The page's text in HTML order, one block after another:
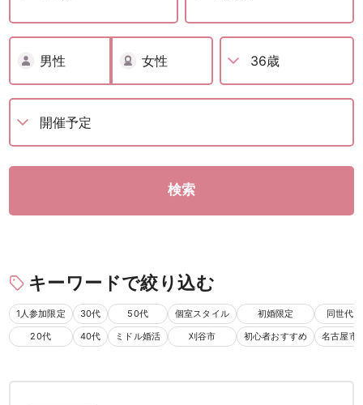
男性 女性
検索
キーワードで絞り込む
1人参加限定
20代
30代
40代
50代
ミドル婚活
個室スタイル
刈谷市
初婚限定
初心者おすすめ
同世代
名古屋市